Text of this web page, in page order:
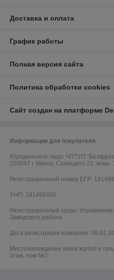
Доставка и оплата
График работы
Полная версия сайта
Политика обработки cookies
Сайт создан на платформе
Информация для покупателя
Юридическое лицо: ЧПТУП
220047 г. Минск, Селицкого 21, комн.
Регистрационный номер ЕГР:
УНП: 191499355
Регистрационный орган:
Заводского района
Дата регистрации компании:
Местонахождение книги жалоб и
этаж, пом №2